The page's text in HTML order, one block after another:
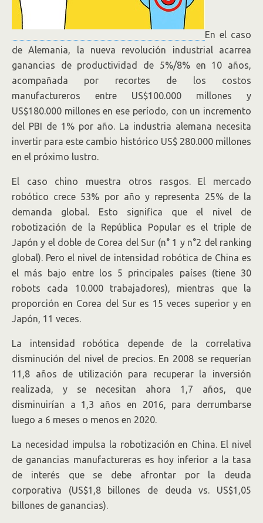
En el caso
de Alemania, la nueva revolución industrial acarrea
ganancias de productividad de 5%/8% en 10 años,
acompañada por recortes de los costos
manufactureros entre US$100.000 millones y
US$180.000 millones en ese período, con un incremento
del PBI de 1% por año. La industria alemana necesita
invertir para este cambio histórico US$ 280.000 millones
en el próximo lustro.
El caso chino muestra otros rasgos. El mercado
robótico crece 53% por año y representa 25% de la
demanda global. Esto significa que el nivel de
robotización de la República Popular es el triple de
Japón y el doble de Corea del Sur (n° 1 y n°2 del ranking
global). Pero el nivel de intensidad robótica de China es
el más bajo entre los 5 principales países (tiene 30
robots cada 10.000 trabajadores), mientras que la
proporción en Corea del Sur es 15 veces superior y en
Japón, 11 veces.
La intensidad robótica depende de la correlativa
disminución del nivel de precios. En 2008 se requerían
11,8 años de utilización para recuperar la inversión
realizada, y se necesitan ahora 1,7 años, que
disminuirían a 1,3 años en 2016, para derrumbarse
luego a 6 meses o menos en 2020.
La necesidad impulsa la robotización en China. El nivel
de ganancias manufactureras es hoy inferior a la tasa
de interés que se debe afrontar por la deuda
corporativa (US$1,8 billones de deuda vs. US$1,05
billones de ganancias).